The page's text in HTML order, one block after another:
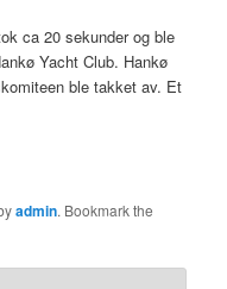
ca 20 sekunder og ble
Yacht Club. Hankø
ble takket av. Et
admin. Bookmark the